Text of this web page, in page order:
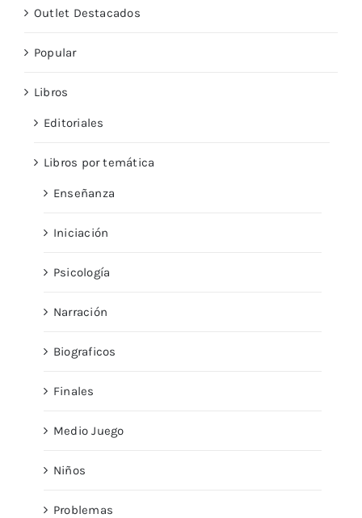
Outlet Destacados
Popular
Libros
Editoriales
Libros por temática
Enseñanza
Iniciación
Psicología
Narración
Biograficos
Finales
Medio Juego
Niños
Problemas